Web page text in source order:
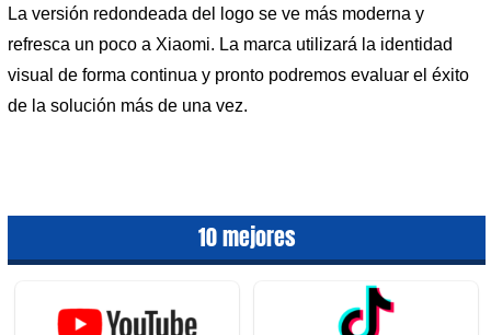
La versión redondeada del logo se ve más moderna y
refresca un poco a Xiaomi. La marca utilizará la identidad
visual de forma continua y pronto podremos evaluar el éxito
de la solución más de una vez.
10 mejores